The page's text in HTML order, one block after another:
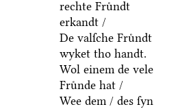
rechte Fruͤndt
erkandt /
De valſche Fruͤndt
wyket tho handt.
Wol einem de vele
Fruͤnde hat /
Wee dem / des ſyn